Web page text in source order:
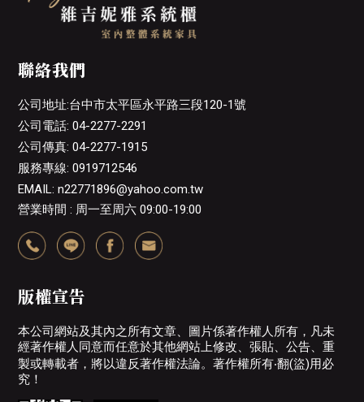
聯絡我們
公司地址:台中市太平區永平路三段120-1號
公司電話: 04-2277-2291
公司傳真: 04-2277-1915
服務專線: 0919712546
EMAIL: n22771896@yahoo.com.tw
營業時間 : 周一至周六 09:00-19:00
版權宣告
本公司網站及其內之所有文章、圖片係著作權人所有，凡未
經著作權人同意而任意於其他網站上修改、張貼、公告、重
製或轉載者，將以違反著作權法論。著作權所有‧翻(盜)用必
究！